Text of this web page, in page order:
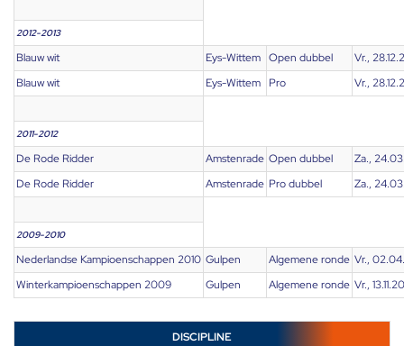
2012-2013
Blauw wit Eys-Wittem Open dubbel
Vr.,
Blauw wit
Eys-Wittem Pro Vr.,
2011-2012
De Rode Ridder Amstenrade Open dubbel
Za.,
De Rode Ridder
Amstenrade Pro dubbel Za.,
2009-2010
Nederlandse Kampioenschappen 2010 Gulpen Algemene ronde Vr.,
Winterkampioenschappen 2009
Gulpen Algemene ronde Vr.,
DISCIPLINE